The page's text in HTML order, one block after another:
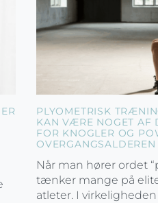
PLYOMETRISK
KAN VÆRE NOGET AF
FOR KNOGLER OG
OVERGANGSALDEREN
Når man hører ordet
tænker mange på
atleter. I